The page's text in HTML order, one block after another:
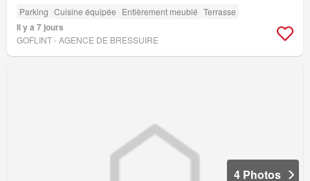
Parking Cuisine équipée Entièrement meublé Terrasse
Il y a 7 jours
GOFLINT - AGENCE DE BRESSUIRE
4 Photos